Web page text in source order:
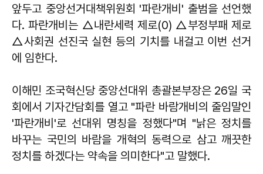
앞두고 중앙선거대책위원회 '파란개비' 출범을 선언했
다. 파란개비는 △내란세력 제로(0) △부정부패 제로
△사회권 선진국 실현 등의 기치를 내걸고 이번 선거
에 임한다.
이해민 조국혁신당 중앙선대위 총괄본부장은 26일 국
회에서 기자간담회를 열고 "파란 바람개비의 줄임말인
'파란개비'로 선대위 명칭을 정했다"며 "낡은 정치를
바꾸는 국민의 바람을 개혁의 동력으로 삼고 깨끗한
정치를 하겠다는 약속을 의미한다"고 말했다.